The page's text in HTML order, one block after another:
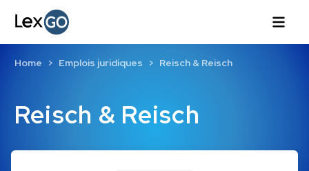
Reisch & Reisch
Home Emplois juridiques Reisch & Reisch